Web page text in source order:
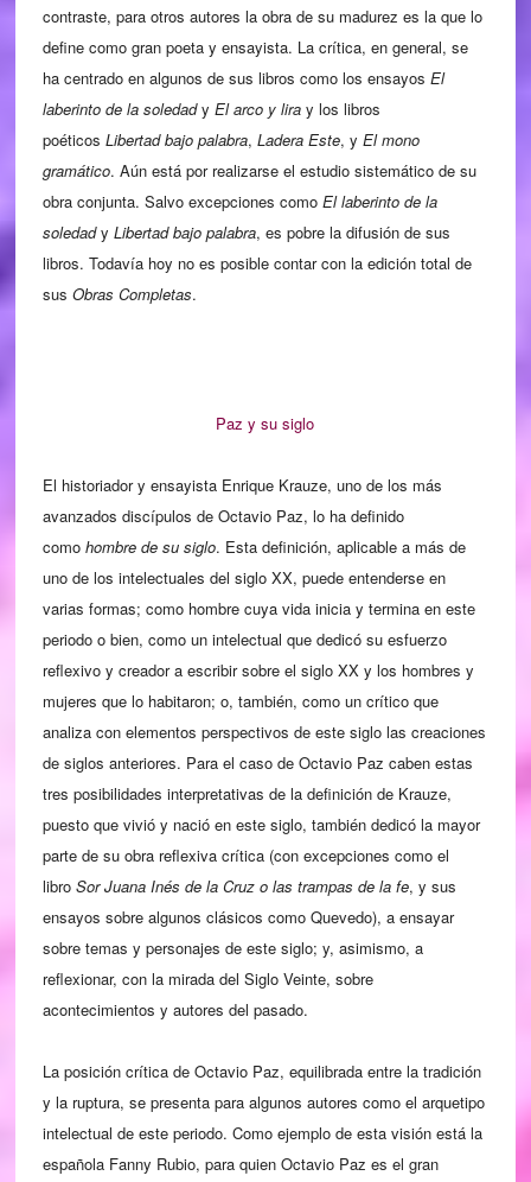
contraste, para otros autores la obra de su madurez es la que lo
define como gran poeta y ensayista. La crítica, en general, se
ha centrado en algunos de sus libros como los ensayos El
laberinto de la soledady El arco y liray los libros
poéticos Libertad bajo palabra, Ladera Este, y El mono
gramático. Aún está por realizarse el estudio sistemático de su
obra conjunta. Salvo excepciones como El laberinto de la
soledady Libertad bajo palabra, es pobre la difusión de sus
libros. Todavía hoy no es posible contar con la edición total de
sus Obras Completas.
Paz y su siglo
El historiador y ensayista Enrique Krauze, uno de los más
avanzados discípulos de Octavio Paz, lo ha definido
como hombre de su siglo. Esta definición, aplicable a más de
uno de los intelectuales del siglo XX, puede entenderse en
varias formas; como hombre cuya vida inicia y termina en este
periodo o bien, como un intelectual que dedicó su esfuerzo
reflexivo y creador a escribir sobre el siglo XX y los hombres y
mujeres que lo habitaron; o, también, como un crítico que
analiza con elementos perspectivos de este siglo las creaciones
de siglos anteriores. Para el caso de Octavio Paz caben estas
tres posibilidades interpretativas de la definición de Krauze,
puesto que vivió y nació en este siglo, también dedicó la mayor
parte de su obra reflexiva crítica (con excepciones como el
libro Sor Juana Inés de la Cruz o las trampas de la fe, y sus
ensayos sobre algunos clásicos como Quevedo), a ensayar
sobre temas y personajes de este siglo; y, asimismo, a
reflexionar, con la mirada del Siglo Veinte, sobre
acontecimientos y autores del pasado.
La posición crítica de Octavio Paz, equilibrada entre la tradición
y la ruptura, se presenta para algunos autores como el arquetipo
intelectual de este periodo. Como ejemplo de esta visión está la
española Fanny Rubio, para quien Octavio Paz es el gran